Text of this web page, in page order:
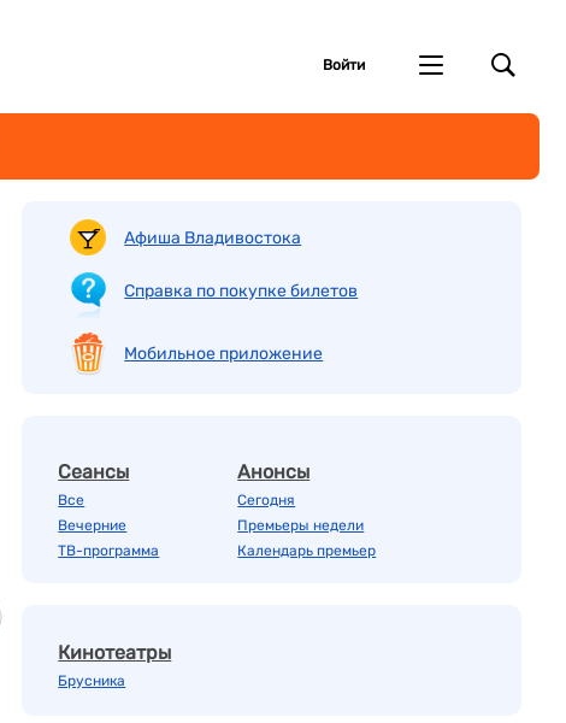
Войти
Афиша Владивостока
Справка по покупке билетов
Мобильное приложение
Сеансы
Все
Вечерние
ТВ-программа
Анонсы
Сегодня
Премьеры недели
Календарь премьер
Кинотеатры
Брусника